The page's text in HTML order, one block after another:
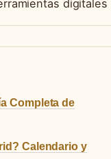
Completa de
Calendario y